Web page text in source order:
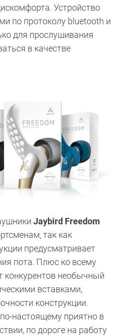
Устройство
по протоколу bluetooth и
для прослушивания
в качестве
Jaybird Freedom
так как
предусматривает
пота. Плюс ко всему
конкурентов необычный
вставками,
конструкции.
настоящему приятно в
по дороге на работу